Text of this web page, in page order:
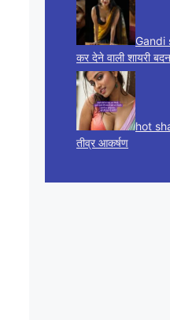
Gandi
कर देने वाली शायरी
hot
तीव्र आकर्षण